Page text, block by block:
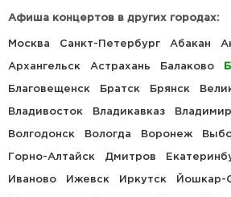
Афиша концертов в других городах:
Москва Санкт-Петербург Абакан
Архангельск Астрахань Балаково
Благовещенск Братск Брянск
Владивосток Владикавказ Владимир
Волгодонск Вологда Воронеж
Горно-Алтайск Дмитров
Иваново Ижевск Иркутск Йошкар-